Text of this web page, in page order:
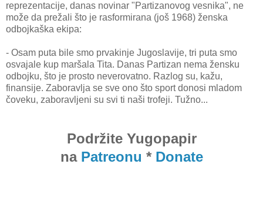
reprezentacije, danas novinar "Partizanovog vesnika", ne
može da prežali što je rasformirana (još 1968) ženska
odbojkaška ekipa:
- Osam puta bile smo prvakinje Jugoslavije, tri puta smo
osvajale kup maršala Tita. Danas Partizan nema žensku
odbojku, što je prosto neverovatno. Razlog su, kažu,
finansije. Zaboravlja se sve ono što sport donosi mladom
čoveku, zaboravljeni su svi ti naši trofeji. Tužno...
Podržite Yugopapir
na Patreonu * Donate